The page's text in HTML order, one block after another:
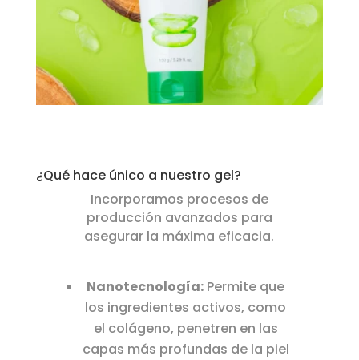
¿Qué hace único a nuestro gel?
Incorporamos procesos de
producción avanzados para
asegurar la máxima eficacia.
Nanotecnología: Permite que
los ingredientes activos, como
el colágeno, penetren en las
capas más profundas de la piel